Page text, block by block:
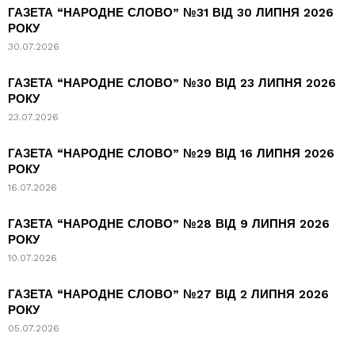
ГАЗЕТА “НАРОДНЕ СЛОВО” №31 ВІД 30 ЛИПНЯ 2026
РОКУ
30.07.2026
ГАЗЕТА “НАРОДНЕ СЛОВО” №30 ВІД 23 ЛИПНЯ 2026
РОКУ
23.07.2026
ГАЗЕТА “НАРОДНЕ СЛОВО” №29 ВІД 16 ЛИПНЯ 2026
РОКУ
16.07.2026
ГАЗЕТА “НАРОДНЕ СЛОВО” №28 ВІД 9 ЛИПНЯ 2026
РОКУ
10.07.2026
ГАЗЕТА “НАРОДНЕ СЛОВО” №27 ВІД 2 ЛИПНЯ 2026
РОКУ
05.07.2026